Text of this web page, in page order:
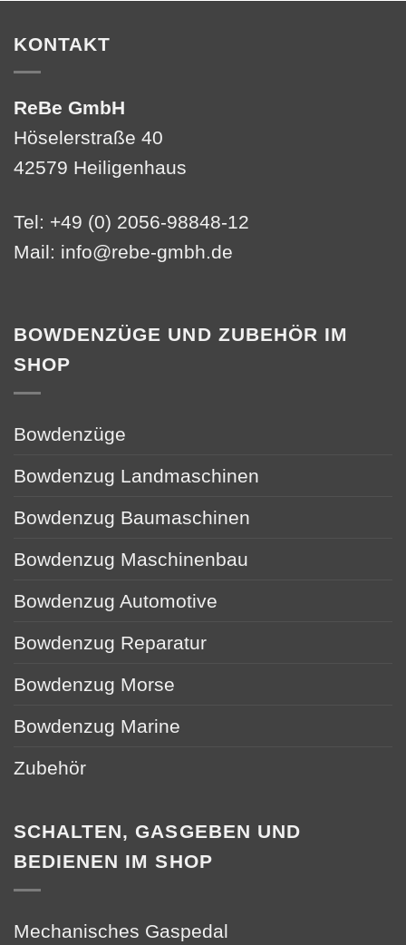
KONTAKT
ReBe GmbH
Höselerstraße 40
42579 Heiligenhaus
Tel: +49 (0) 2056-98848-12
Mail: info@rebe-gmbh.de
BOWDENZÜGE UND ZUBEHÖR IM
SHOP
Bowdenzüge
Bowdenzug Landmaschinen
Bowdenzug Baumaschinen
Bowdenzug Maschinenbau
Bowdenzug Automotive
Bowdenzug Reparatur
Bowdenzug Morse
Bowdenzug Marine
Zubehör
SCHALTEN, GASGEBEN UND
BEDIENEN IM SHOP
Mechanisches Gaspedal